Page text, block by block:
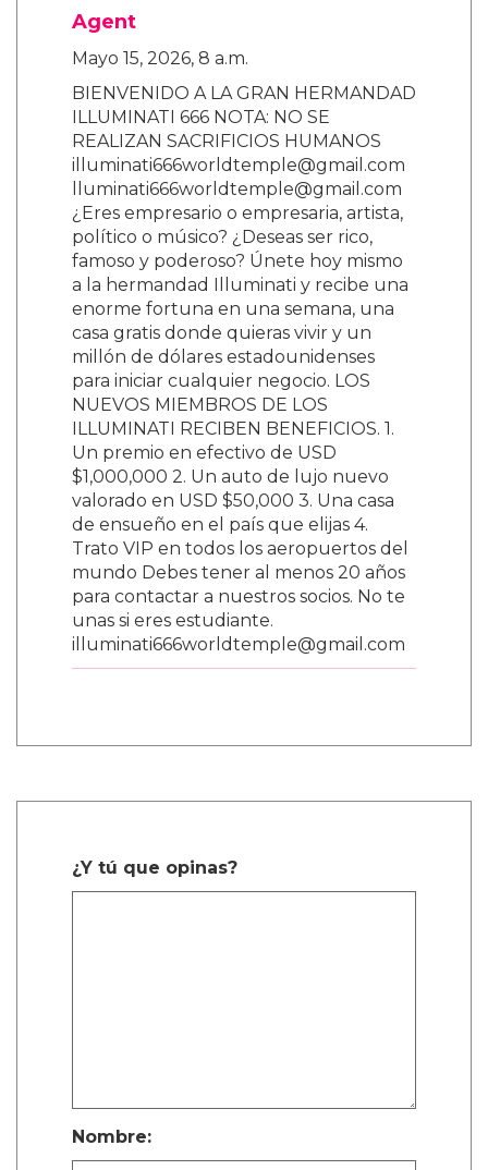
Agent
Mayo 15, 2026, 8 a.m.
BIENVENIDO A LA GRAN HERMANDAD
ILLUMINATI 666 NOTA: NO SE
REALIZAN SACRIFICIOS HUMANOS
illuminati666worldtemple@gmail.com
lluminati666worldtemple@gmail.com
¿Eres empresario o empresaria, artista,
político o músico? ¿Deseas ser rico,
famoso y poderoso? Únete hoy mismo
a la hermandad Illuminati y recibe una
enorme fortuna en una semana, una
casa gratis donde quieras vivir y un
millón de dólares estadounidenses
para iniciar cualquier negocio. LOS
NUEVOS MIEMBROS DE LOS
ILLUMINATI RECIBEN BENEFICIOS. 1.
Un premio en efectivo de USD
$1,000,000 2. Un auto de lujo nuevo
valorado en USD $50,000 3. Una casa
de ensueño en el país que elijas 4.
Trato VIP en todos los aeropuertos del
mundo Debes tener al menos 20 años
para contactar a nuestros socios. No te
unas si eres estudiante.
illuminati666worldtemple@gmail.com
¿Y tú que opinas?
Nombre: